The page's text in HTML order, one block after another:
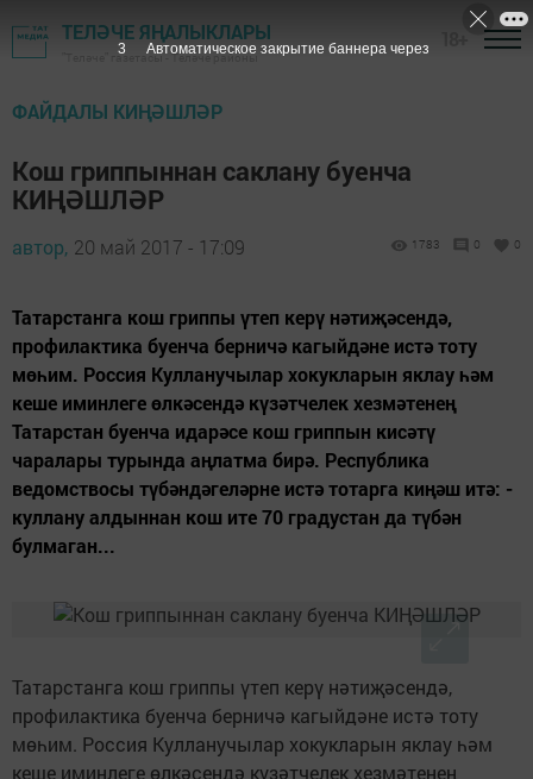
ТЕЛӘЧЕ ЯҢАЛЫКЛАРЫ
"Теләче" газетасы - Теләче районы
ФАЙДАЛЫ КИҢӘШЛӘР
Кош гриппыннан саклану буенча
КИҢӘШЛӘР
автор, 20 май 2017 - 17:09 1783 0 0
Татарстанга кош гриппы үтеп керү нәтиҗәсендә,
профилактика буенча берничә кагыйдәне истә тоту
мөһим. Россия Кулланучылар хокукларын яклау һәм
кеше иминлеге өлкәсендә күзәтчелек хезмәтенең
Татарстан буенча идарәсе кош гриппын кисәтү
чаралары турында аңлатма бирә. Республика
ведомствосы түбәндәгеләрне истә тотарга киңәш итә: -
куллану алдыннан кош ите 70 градустан да түбән
булмаган...
Татарстанга кош гриппы үтеп керү нәтиҗәсендә,
профилактика буенча берничә кагыйдәне истә тоту
мөһим. Россия Кулланучылар хокукларын яклау һәм
кеше иминлеге өлкәсендә күзәтчелек хезмәтенең
2 Автоматическое закрытие баннера через